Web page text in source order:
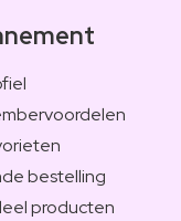
bestelling
producten